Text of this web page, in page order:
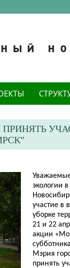
экологии
участие в
уборке
21 и 22
акции
Мэрия
принять